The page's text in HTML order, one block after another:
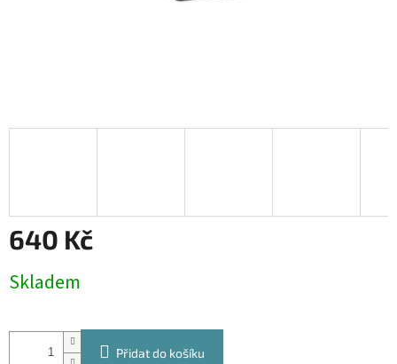
640 Kč
cena:
Skladem
Přidat do košíku